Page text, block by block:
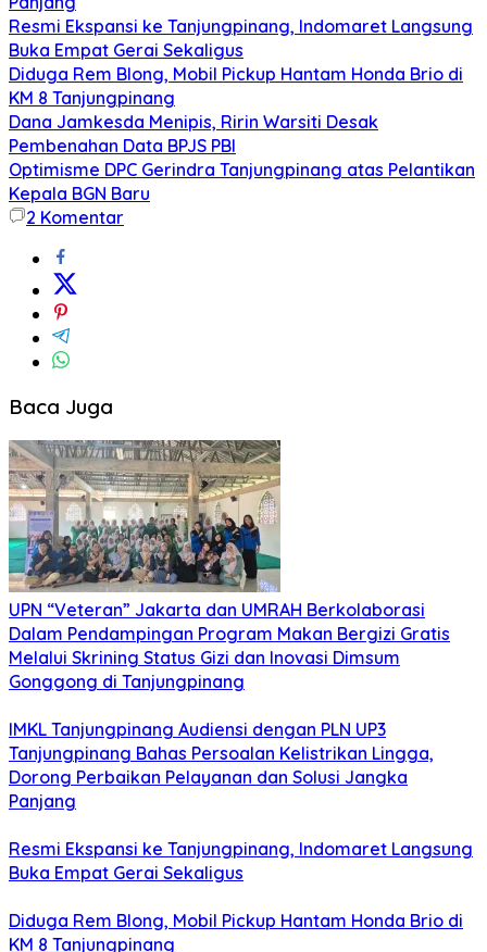
Resmi Ekspansi ke Tanjungpinang, Indomaret Langsung
Buka Empat Gerai Sekaligus
Diduga Rem Blong, Mobil Pickup Hantam Honda Brio di
KM 8 Tanjungpinang
Dana Jamkesda Menipis, Ririn Warsiti Desak
Pembenahan Data BPJS PBI
Optimisme DPC Gerindra Tanjungpinang atas Pelantikan
Kepala BGN Baru
2 Komentar
Baca Juga
UPN “Veteran” Jakarta dan UMRAH Berkolaborasi
Dalam Pendampingan Program Makan Bergizi Gratis
Melalui Skrining Status Gizi dan Inovasi Dimsum
Gonggong di Tanjungpinang
IMKL Tanjungpinang Audiensi dengan PLN UP3
Tanjungpinang Bahas Persoalan Kelistrikan Lingga,
Dorong Perbaikan Pelayanan dan Solusi Jangka
Panjang
Resmi Ekspansi ke Tanjungpinang, Indomaret Langsung
Buka Empat Gerai Sekaligus
Diduga Rem Blong, Mobil Pickup Hantam Honda Brio di
KM 8 Tanjungpinang